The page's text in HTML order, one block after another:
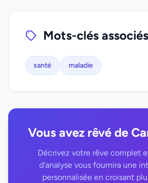
Mots-clés associés
santé maladie
Vous avez rêvé de
Décrivez votre rêve complet
d'analyse vous fournira une
personnalisée en croisant